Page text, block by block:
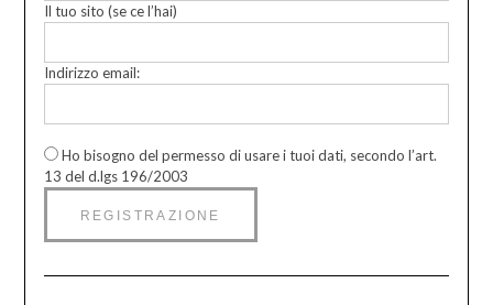
Il tuo sito (se ce l’hai)
Indirizzo email:
Ho bisogno del permesso di usare i tuoi dati, secondo l’art.
13 del d.lgs 196/2003